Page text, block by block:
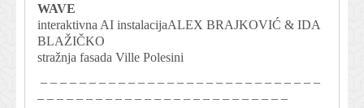
WAVE
interaktivna AI instalacijaALEX BRAJKOVIĆ & IDA
BLAŽIČKO
stražnja fasada Ville Polesini
– – – – – – – – – – – – – – – – – – – – – – – – – – – – –
– – – – – – – – – – – – – – – – – – – – – – – – – –